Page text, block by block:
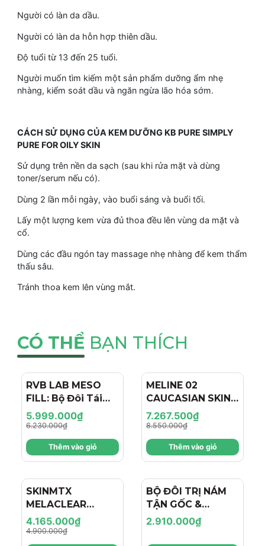
Người có làn da dầu.
Người có làn da hỗn hợp thiên dầu.
Độ tuổi từ 13 đến 25 tuổi.
Người muốn tìm kiếm một sản phẩm dưỡng ẩm nhẹ
nhàng, kiểm soát dầu và ngăn ngừa lão hóa sớm.
CÁCH SỬ DỤNG CỦA KEM DƯỠNG KB PURE SIMPLY
PURE FOR OILY SKIN
Sử dụng trên nền da sạch (sau khi rửa mặt và dùng
toner/serum nếu có).
Dùng 2 lần mỗi ngày, vào buổi sáng và buổi tối.
Lấy một lượng kem vừa đủ thoa đều lên vùng da mặt và
cổ.
Dùng các đầu ngón tay massage nhẹ nhàng để kem thẩm
thấu sâu.
Tránh thoa kem lên vùng mắt.
CÓ THỂ BẠN THÍCH
- 4%
RVB LAB MESO
FILL: Bộ Đôi Tái
Tạo & Nâng Cơ
Chuyên Sâu - Hiệu
Ứng "Filler + Botox
Like" Cho Làn Da
Trẻ Hóa
5.999.000₫
6.230.000₫
Thêm vào giỏ
MELINE 02
CAUCASIAN SKIN
DAY/NIGHT / BỘ
ĐÔI TRỊ NÁM
NGÀY/ĐÊM, SÁNG
DA, TRẺ HÓA VÀ
CĂNG BÓNG
7.267.500₫
8.550.000₫
Thêm vào giỏ
SKINMTX
MELACLEAR
BRIGHTENING: Bộ
Đôi Đặc Trị Nám &
Dưỡng Sáng Da
4.165.000₫
4.900.000₫
BỘ ĐÔI TRỊ NÁM
TẬN GỐC &
DƯỠNG TRẮNG
CHUYÊN SÂU:
NEORETIN
2.910.000₫